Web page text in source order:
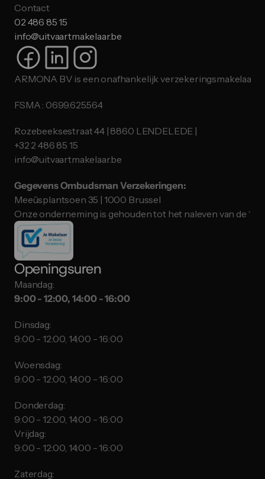
Contact
02 486 85 15
info@uitvaartmakelaar.be
ARMONA BV is een onafhankelijk verzekeringsmakelaar.
FSMA : 0699.625.564
Rozebeeksestraat 44 | 8860 LENDELEDE |
​​​​​​​+32 2 486 85 15
info@uitvaartmakelaar.be
Gegevens Ombudsman Verzekeringen:
Meeûsplantsoen 35 | 1000 Brussel
Onze onderneming is gehouden tot het naleven van de
Openingsuren
Maandag:
9:00 - 12:00, 14:00 - 16:00
Dinsdag:
9:00 - 12:00, 14:00 - 16:00
Woensdag:
9:00 - 12:00, 14:00 - 16:00
Donderdag:
9:00 - 12:00, 14:00 - 16:00
Vrijdag:
9:00 - 12:00, 14:00 - 16:00
Zaterdag: